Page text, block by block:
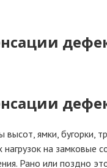
ямки, бугорки,
на замковые
Рано или поздно